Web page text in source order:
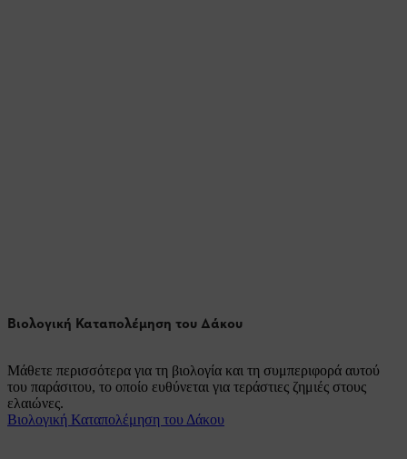
Βιολογική Καταπολέμηση του Δάκου
Μάθετε περισσότερα για τη βιολογία και τη συμπεριφορά αυτού
του παράσιτου, το οποίο ευθύνεται για τεράστιες ζημιές στους
ελαιώνες.
Βιολογική Καταπολέμηση του Δάκου